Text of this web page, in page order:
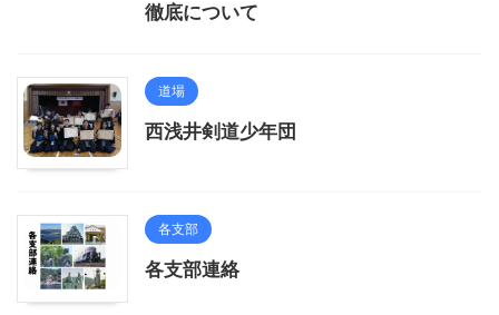
徹底について
道場
西浅井剣道少年団
各支部
各支部連絡